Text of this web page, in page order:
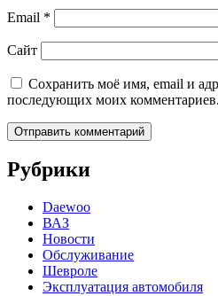
Email *
Сайт
Сохранить моё имя, email и
последующих моих комментариев.
Рубрики
Daewoo
ВАЗ
Новости
Обслуживание
Шевроле
Эксплуатация автомобиля